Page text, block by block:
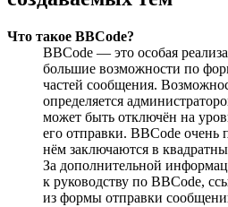
Что такое BBCode?
BBCode — это особая
большие возможности по
частей сообщения.
определяется
может быть отключён на
его отправки. BBCode
нём заключаются в
За дополнительной
к руководству по BBCode,
из формы отправки